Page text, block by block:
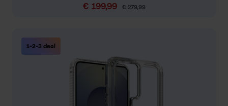
Verkoopprijs:
€ 199,99 Normale prijs:
€ 279,99
1-2-3 deal